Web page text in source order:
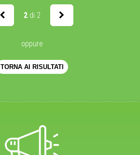
2di 2
oppure
TORNA AI RISULTATI